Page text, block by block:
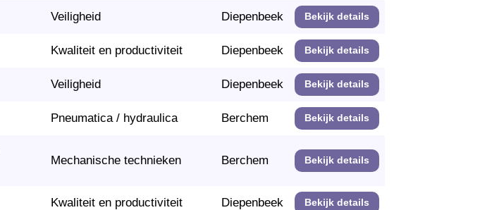
Veiligheid Diepenbeek Bekijk details
Kwaliteit en productiviteit Diepenbeek Bekijk details
Veiligheid Diepenbeek Bekijk details
Pneumatica / hydraulica Berchem Bekijk details
Mechanische technieken Berchem Bekijk details
Kwaliteit en productiviteit Diepenbeek Bekijk details